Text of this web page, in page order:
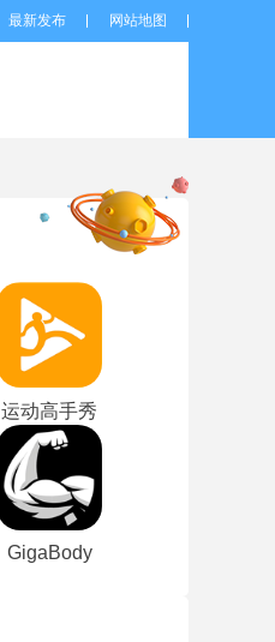
最新发布 网站地图
运动高手秀
GigaBody